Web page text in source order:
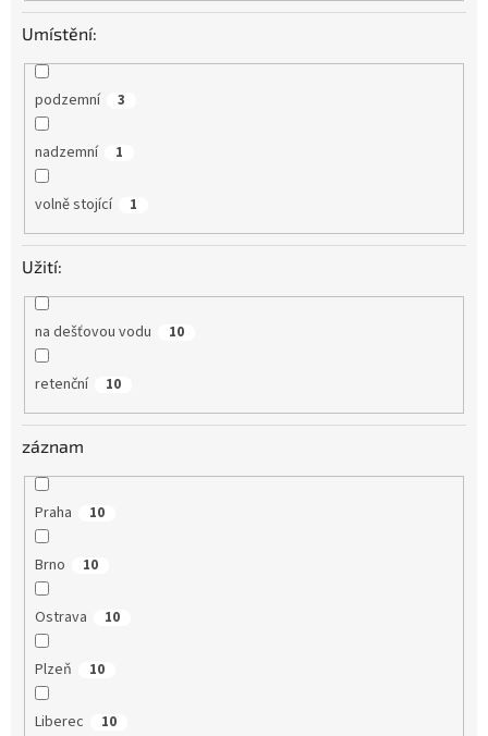
Umístění:
podzemní 3
nadzemní 1
volně stojící 1
Užití:
na dešťovou vodu 10
retenční 10
záznam
Praha 10
Brno 10
Ostrava 10
Plzeň 10
Liberec 10